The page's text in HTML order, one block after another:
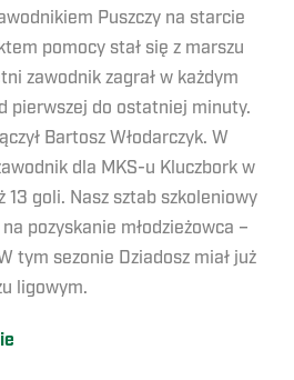
Puszczy na starcie
pomocy stał się z marszu
zawodnik zagrał w każdym
pierwszej do ostatniej minuty.
Bartosz Włodarczyk. W
dla MKS-u Kluczbork w
13 goli. Nasz sztab szkoleniowy
pozyskanie młodzieżowca –
tym sezonie Dziadosz miał już
ligowym.